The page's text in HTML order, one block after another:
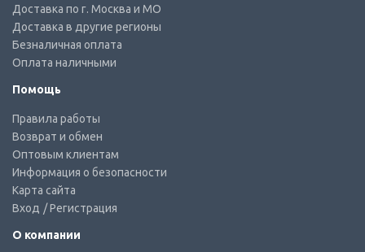
Доставка по г. Москва и МО
Доставка в другие регионы
Безналичная оплата
Оплата наличными
Помощь
Правила работы
Возврат и обмен
Оптовым клиентам
Информация о безопасности
Карта сайта
Вход / Регистрация
О компании